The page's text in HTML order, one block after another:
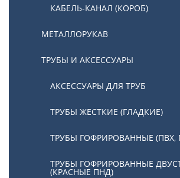
КАБЕЛЬ-КАНАЛ (КОРОБ)
МЕТАЛЛОРУКАВ
ТРУБЫ И АКСЕССУАРЫ
АКСЕССУАРЫ ДЛЯ ТРУБ
ТРУБЫ ЖЕСТКИЕ (ГЛАДКИЕ)
ТРУБЫ ГОФРИРОВАННЫЕ (ПВХ,
ТРУБЫ ГОФРИРОВАННЫЕ
(КРАСНЫЕ ПНД)